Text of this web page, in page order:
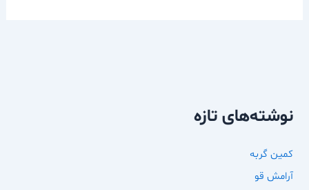
نوشته‌های تازه
کمین گربه
آرامش قو